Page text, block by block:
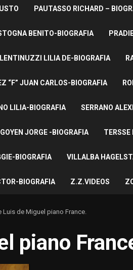
PAUTASSO RICHARD –
BENITO-BIOGRAFIA
LILIA DE-BIOGRAFIA
“F” JUAN CARLOS-BIOGRAFIA
LILIA-BIOGRAFIA SERRANO
JORGE -BIOGRAFIA TERSSE
BIOGRAFIA VILLALBA
BIOGRAFIA Z.Z.VIDEOS
Luis de Miguel piano France.
piano